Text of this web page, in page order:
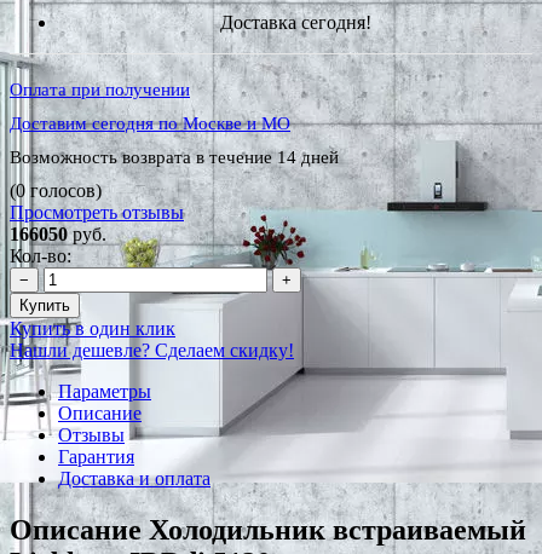
Доставка сегодня!
Оплата при получении
Доставим сегодня по Москве и МО
Возможность возврата в течение 14 дней
(0 голосов)
Просмотреть отзывы
166050руб.
Кол-во:
−
+
Купить
Купить в один клик
Нашли дешевле? Сделаем скидку!
Параметры
Описание
Отзывы
Гарантия
Доставка и оплата
Описание Холодильник встраиваемый